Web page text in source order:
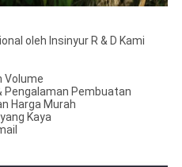
oleh Insinyur R & D Kami
Volume
Pengalaman Pembuatan
Harga Murah
Kaya